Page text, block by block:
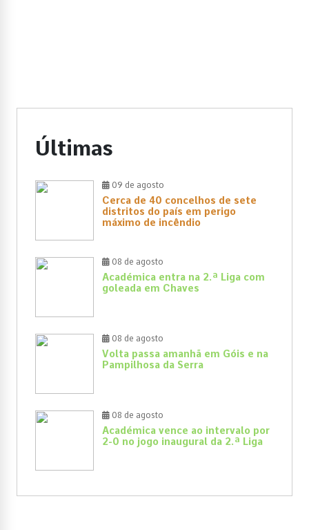
Últimas
09 de agosto
Cerca de 40 concelhos de sete
distritos do país em perigo
máximo de incêndio
08 de agosto
Académica entra na 2.ª Liga com
goleada em Chaves
08 de agosto
Volta passa amanhã em Góis e na
Pampilhosa da Serra
08 de agosto
Académica vence ao intervalo por
2-0 no jogo inaugural da 2.ª Liga